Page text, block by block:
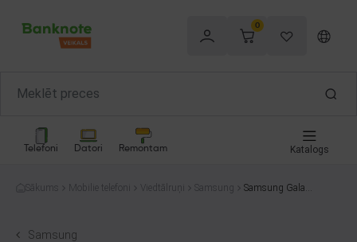
0
Telefoni Datori Remontam Katalogs
Sākums Mobilie telefoni Viedtālruņi Samsung
Samsung Galaxy
Samsung